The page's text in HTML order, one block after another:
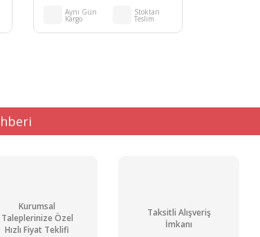
Aynı Gün
Kargo
Stoktan
Teslim
Kurumsal
Taleplerinize Özel
Hızlı Fiyat Teklifi
Taksitli Alışveriş
İmkanı